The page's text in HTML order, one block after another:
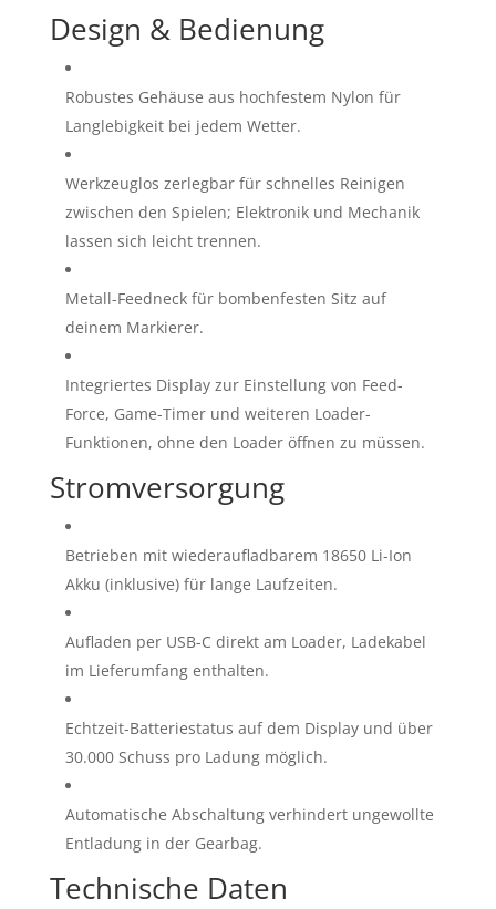
Design & Bedienung
Robustes Gehäuse aus hochfestem Nylon für
Langlebigkeit bei jedem Wetter.
Werkzeuglos zerlegbar für schnelles Reinigen
zwischen den Spielen; Elektronik und Mechanik
lassen sich leicht trennen.
Metall-Feedneck für bombenfesten Sitz auf
deinem Markierer.
Integriertes Display zur Einstellung von Feed-
Force, Game-Timer und weiteren Loader-
Funktionen, ohne den Loader öffnen zu müssen.
Stromversorgung
Betrieben mit wiederaufladbarem 18650 Li-Ion
Akku (inklusive) für lange Laufzeiten.
Aufladen per USB-C direkt am Loader, Ladekabel
im Lieferumfang enthalten.
Echtzeit-Batteriestatus auf dem Display und über
30.000 Schuss pro Ladung möglich.
Automatische Abschaltung verhindert ungewollte
Entladung in der Gearbag.
Technische Daten